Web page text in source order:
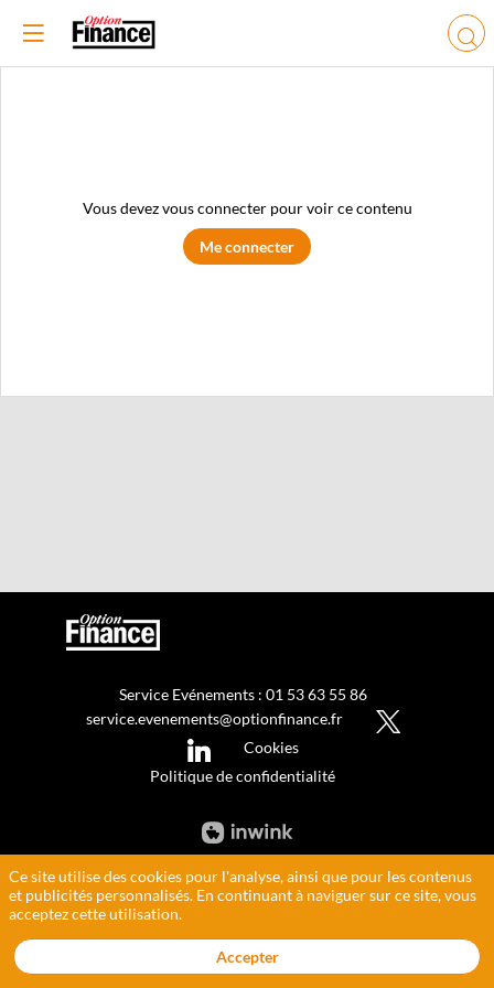
Vous devez vous connecter pour voir ce contenu
Me connecter
Service Evénements : 01 53 63 55 86
service.evenements@optionfinance.fr
Cookies
Politique de confidentialité
Ce site utilise des cookies pour l'analyse, ainsi que pour les contenus
et publicités personnalisés. En continuant à naviguer sur ce site, vous
acceptez cette utilisation.
Accepter